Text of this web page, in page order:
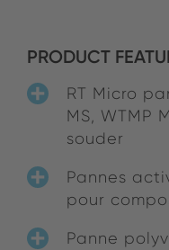
PRODUCT
RT Micro
MS, WTMP
souder
Pannes
pour
Panne